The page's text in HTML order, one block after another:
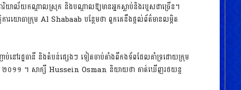
រិយាល័យកណ្តាលស្រុក និងបណ្តាលឱ្យមានអ្នកស្លាប់និងរបួសជាច្រើន។
រយោធាក្រុម Al Shabaab បន្ថែមថា ពួកគេនឹងផ្តល់ព័ត៌មានលម្អិត
ាប់នៅរដ្ឋធានី និងតំបន់ផ្សេងៗ ទៀតចាប់តាំងពីកងទ័ពដែលគាំទ្រដោយក្រុម
ឆ្នាំ ២០១១ ។ សាក្សី Hussein Osman និយាយថា គាត់ឃើញរថយន្ត